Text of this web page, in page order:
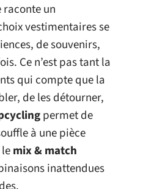
un
vestimentaires se
de souvenirs,
Ce n’est pas tant la
qui compte que la
de les détourner,
permet de
à une pièce
mix & match
inattendues